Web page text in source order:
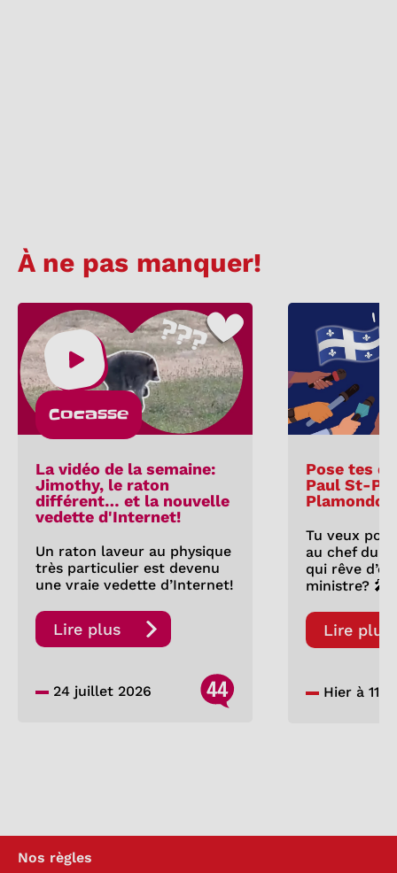
À ne pas manquer!
Cocasse
La vidéo de la semaine:
Jimothy, le raton
différent… et la nouvelle
vedette d'Internet!
Un raton laveur au physique
très particulier est devenu
une vraie vedette d’Internet!
Lire plus
24 juillet 2026 44
Pose tes
Paul St-
Tu veux
au chef du
qui rêve
ministre? 🎤
Lire plus
Hier à
Nos règles